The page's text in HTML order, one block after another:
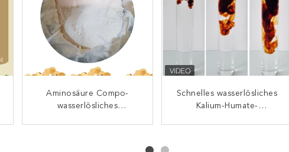
Aminosäure Compo-
wasserlösliches
Schnelles wasserlösliches
Kalium-Humate-
Aminosäure-organisches
Düngemittel 100%
2% Trace Element 100%
Löslich-Aminosäure-